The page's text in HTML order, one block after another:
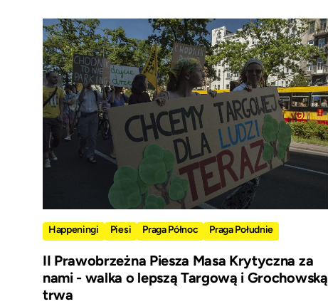
Happeningi Piesi Praga Północ Praga Południe
II Prawobrzeżna Piesza Masa Krytyczna za
nami - walka o lepszą Targową i Grochowską
trwa